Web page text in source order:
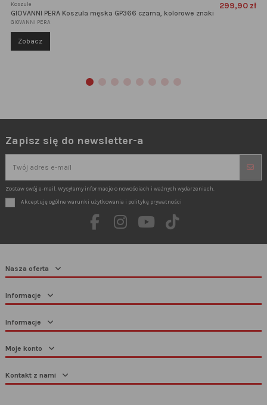
Koszule
GIOVANNI PERA Koszula męska GP366 czarna, kolorowe znaki
GIOVANNI PERA
299,90 zł
Zobacz
Zapisz się do newsletter-a
Zostaw swój e-mail. Wysyłamy informacje o nowościach i ważnych wydarzeniach.
Akceptuję ogólne warunki użytkowania i politykę prywatności
Nasza oferta
Informacje
Informacje
Moje konto
Kontakt z nami